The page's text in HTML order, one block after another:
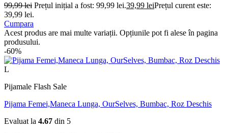
99,99lei Prețul inițial a fost: 99,99 lei.39,99 leiPrețul curent este:
39,99 lei.
Cumpara
Acest produs are mai multe variații. Opțiunile pot fi alese în pagina
produsului.
-60%
L
Pijamale Flash Sale
Pijama Femei,Maneca Lunga, OurSelves, Bumbac, Roz Deschis
Evaluat la 4.67 din 5